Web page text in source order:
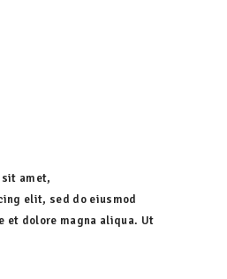
amet,
elit, sed do eiusmod
et dolore magna aliqua. Ut